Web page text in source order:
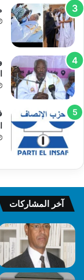
آخر المشاركات